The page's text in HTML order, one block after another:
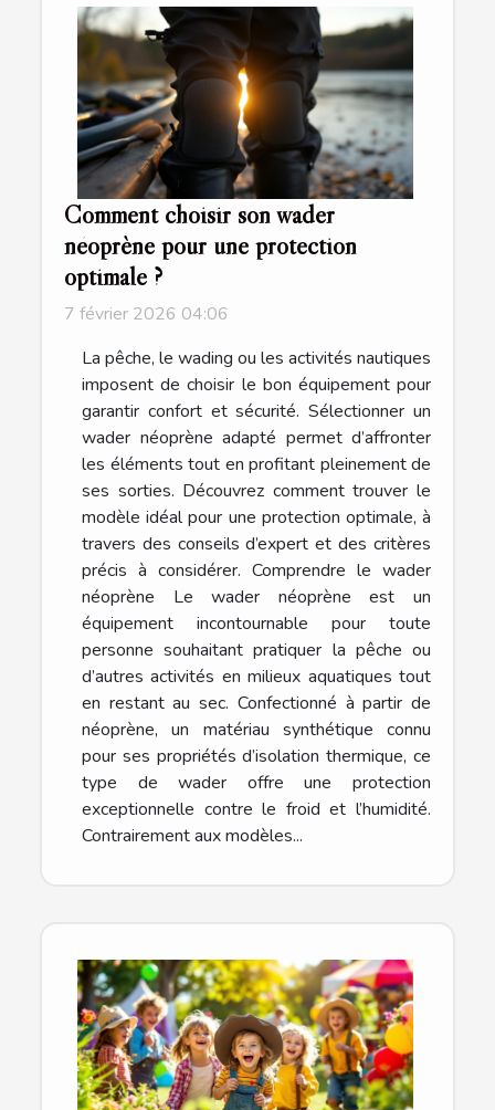
Comment choisir son wader
néoprène pour une protection
optimale ?
7 février 2026 04:06
La pêche, le wading ou les activités nautiques
imposent de choisir le bon équipement pour
garantir confort et sécurité. Sélectionner un
wader néoprène adapté permet d’affronter
les éléments tout en profitant pleinement de
ses sorties. Découvrez comment trouver le
modèle idéal pour une protection optimale, à
travers des conseils d’expert et des critères
précis à considérer. Comprendre le wader
néoprène Le wader néoprène est un
équipement incontournable pour toute
personne souhaitant pratiquer la pêche ou
d’autres activités en milieux aquatiques tout
en restant au sec. Confectionné à partir de
néoprène, un matériau synthétique connu
pour ses propriétés d’isolation thermique, ce
type de wader offre une protection
exceptionnelle contre le froid et l’humidité.
Contrairement aux modèles...